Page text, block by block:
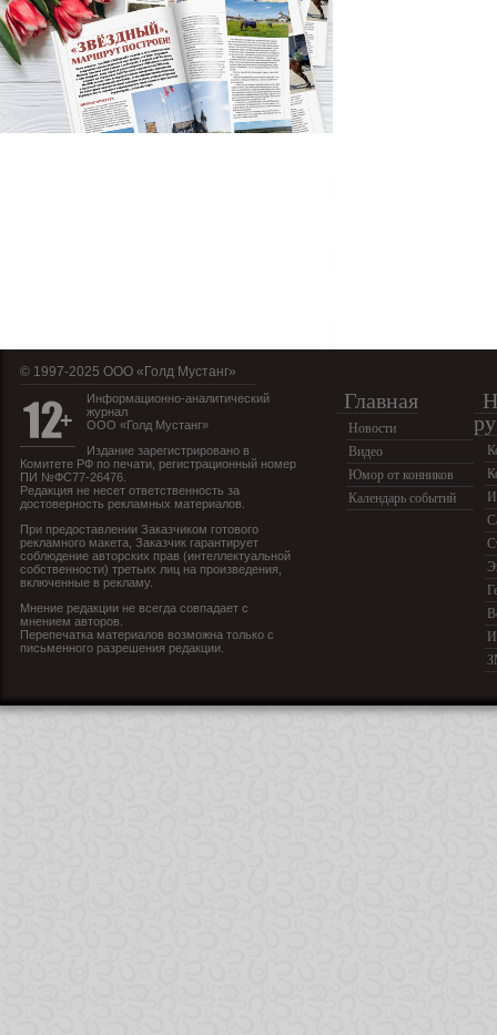
© 1997-2025 OOO «Голд Мустанг»
Информационно-аналитический
журнал
ООО «Голд Мустанг»
Издание зарегистрировано в
Комитете РФ по печати, регистрационный номер
ПИ №ФС77-26476.
Редакция не несет ответственность за
достоверность рекламных материалов.
При предоставлении Заказчиком готового
рекламного макета, Заказчик гарантирует
соблюдение авторских прав (интеллектуальной
собственности) третьих лиц на произведения,
включенные в рекламу.
Мнение редакции не всегда совпадает с
мнением авторов.
Перепечатка материалов возможна только с
письменного разрешения редакции.
Главная
Новости
Видео
Юмор от конников
Календарь событий